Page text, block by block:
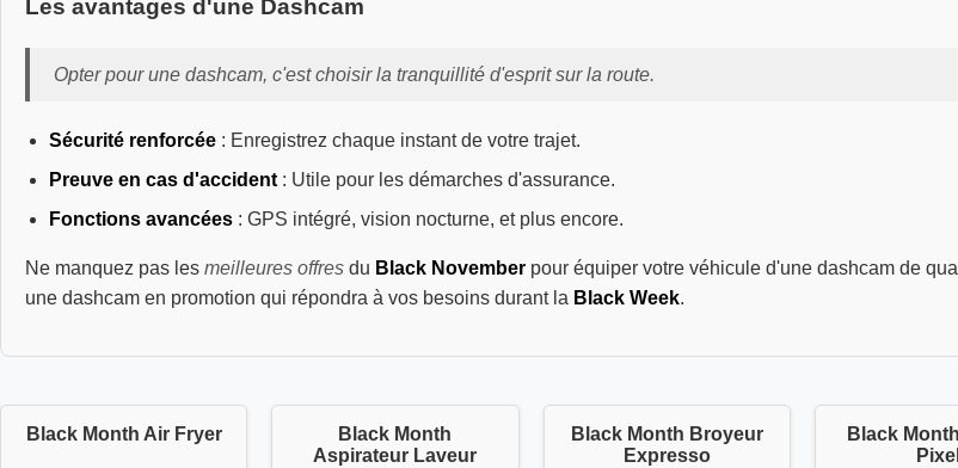
Les avantages d'une Dashcam
Opter pour une dashcam, c'est choisir la tranquillité d'esprit sur la route.
Sécurité renforcée : Enregistrez chaque instant de votre trajet.
Preuve en cas d'accident : Utile pour les démarches d'assurance.
Fonctions avancées : GPS intégré, vision nocturne, et plus encore.
Ne manquez pas les meilleures offres du Black November pour équiper votre véhicule d'une dashcam de
une dashcam en promotion qui répondra à vos besoins durant la Black Week.
Black Month Air Fryer
Black Month
Aspirateur Laveur
Black Month Broyeur
Expresso
Black
Pixel